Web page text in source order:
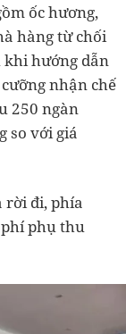
ốc hương,
hàng từ chối
khi hướng dẫn
nhận chế
250 ngàn
so với giá
rời đi, phía
phụ thu